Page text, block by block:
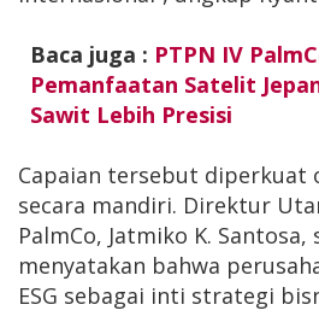
Baca juga : PTPN IV
Pemanfaatan Satelit
Sawit Lebih Presisi
Capaian tersebut diperkuat
secara mandiri. Direktur
PalmCo, Jatmiko K.
menyatakan bahwa
ESG sebagai inti strategi